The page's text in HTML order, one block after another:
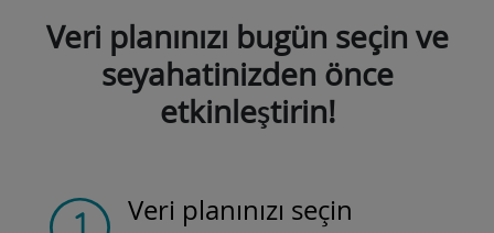
Veri planınızı bugün seçin ve
seyahatinizden önce
etkinleştirin!
Veri planınızı seçin